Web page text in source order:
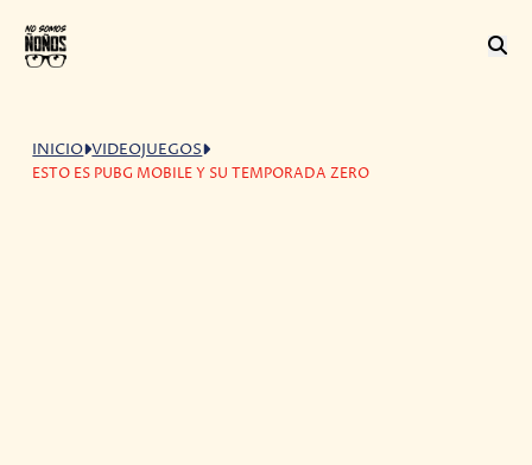
INICIO VIDEOJUEGOS
ESTO ES PUBG MOBILE Y SU TEMPORADA ZERO